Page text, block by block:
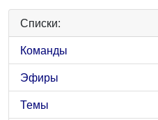
Списки:
Команды
Эфиры
Темы